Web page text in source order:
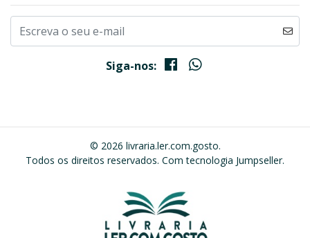
Siga-nos:
© 2026 livraria.ler.com.gosto.
Todos os direitos reservados. Com tecnologia Jumpseller.